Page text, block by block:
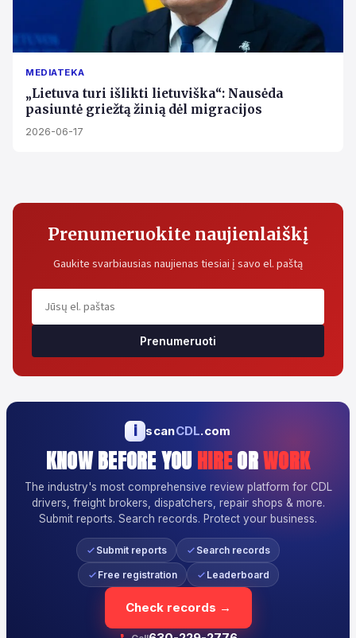
MEDIATEKA
„Lietuva turi išlikti lietuviška“: Nausėda
pasiuntė griežtą žinią dėl migracijos
2026-06-17
Prenumeruokite naujienlaiškį
Gaukite svarbiausias naujienas tiesiai į savo el. paštą
Prenumeruoti
i scanCDL.com
KNOW BEFORE YOU HIREORWORK
The industry's most comprehensive review platform for CDL
drivers, freight brokers, dispatchers, repair shops & more.
Submit reports. Search records. Protect your business.
Submit reports Search records
Free registration Leaderboard
Check records →